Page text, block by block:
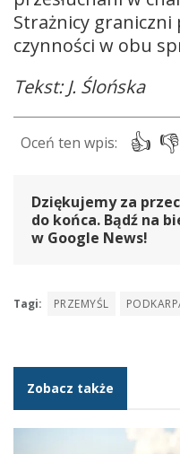
Strażnicy graniczni
czynności w obu
Tekst: J. Ślońska
Dziękujemy za
do końca. Bądź na
w Google News!
Tagi: PRZEMYŚL
Zobacz także